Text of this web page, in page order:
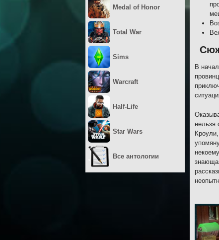
В
нельзя
Medal of Honor
Total War
Sims
Warcraft
Half-Life
Star Wars
Все антологии